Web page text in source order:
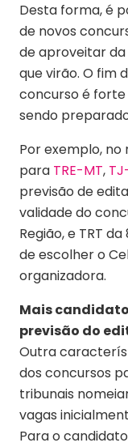
Desta forma, é
de novos
de aproveitar
que virão. O fim
concurso é
sendo
Por exemplo,
para TRE-MT,
previsão de
validade do
Região, e TRT
de escolher o
organizadora.
Mais
previsão do
Outra
dos concursos
tribunais
vagas
Para o